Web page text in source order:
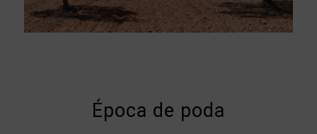
Época de poda